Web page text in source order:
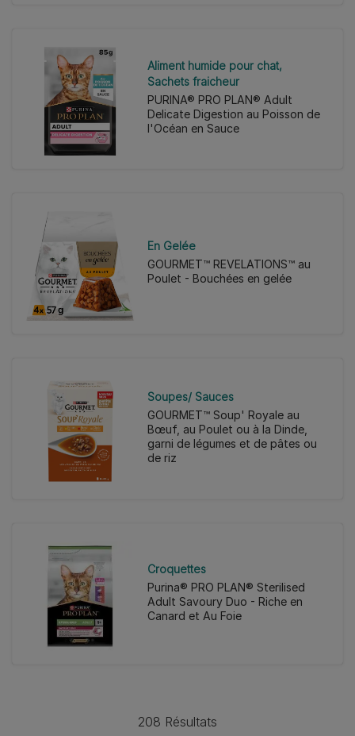
Aliment humide pour chat
Sachets fraicheur
PURINA® PRO PLAN® Adult
Delicate Digestion au Poisson de
l'Océan en Sauce
En Gelée
GOURMET™ REVELATIONS™ au
Poulet - Bouchées en gelée
Soupes/ Sauces
GOURMET™ Soup' Royale au
Bœuf, au Poulet ou à la Dinde,
garni de légumes et de pâtes ou
de riz
Croquettes
Purina® PRO PLAN® Sterilised
Adult Savoury Duo - Riche en
Canard et Au Foie
208 Résultats